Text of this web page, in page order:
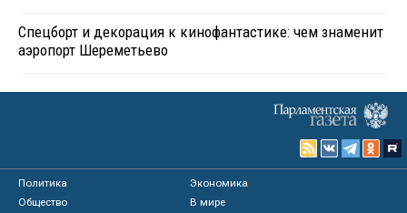
Спецборт и декорация к кинофантастике: чем знаменит
аэропорт Шереметьево
Политика
Экономика
Общество
В мире